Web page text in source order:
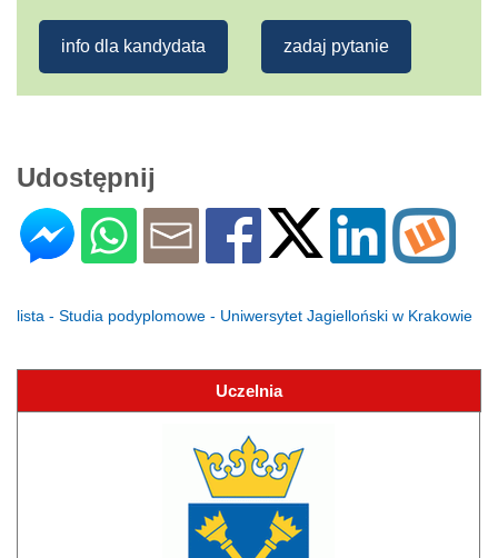
info dla kandydata zadaj pytanie
Udostępnij
lista - Studia podyplomowe - Uniwersytet Jagielloński w Krakowie
Uczelnia